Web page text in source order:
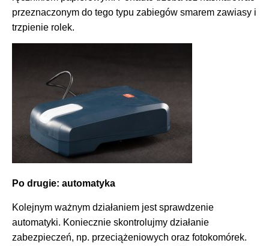
przeznaczonym do tego typu zabiegów smarem zawiasy i
trzpienie rolek.
Po drugie: automatyka
Kolejnym ważnym działaniem jest sprawdzenie
automatyki. Koniecznie skontrolujmy działanie
zabezpieczeń, np. przeciążeniowych oraz fotokomórek.